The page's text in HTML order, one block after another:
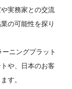
実務家との交流
の可能性を探り
ニングプラット
や、日本のお客
す。